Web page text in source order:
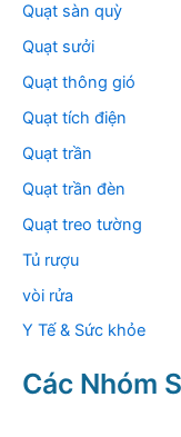
Quạt sàn quỳ
Quạt sưởi
Quạt thông gió
Quạt tích điện
Quạt trần
Quạt trần đèn
Quạt treo tường
Tủ rượu
vòi rửa
Y Tế & Sức khỏe
Các Nhóm